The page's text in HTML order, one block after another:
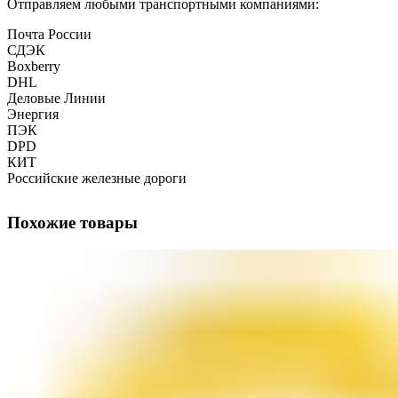
Отправляем любыми транспортными компаниями:
Почта России
СДЭК
Boxberry
DHL
Деловые Линии
Энергия
ПЭК
DPD
КИТ
Российские железные дороги
Похожие товары